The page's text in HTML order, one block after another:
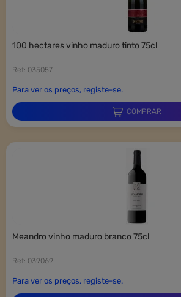
100 hectares vinho maduro tinto 75cl
Ref: 035057
Para ver os preços, registe-se.
COMPRAR
meandro vinho maduro branco 75cl
Ref: 039069
Para ver os preços, registe-se.